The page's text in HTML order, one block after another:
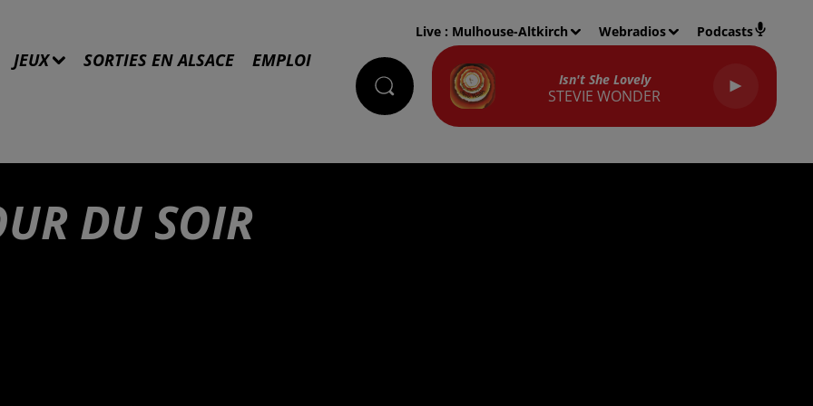
JEUX SORTIES EN ALSACE EMPLOI
Live : Mulhouse-Altkirch Webradios Podcasts
Isn't She Lovely
STEVIE WONDER
DU SOIR